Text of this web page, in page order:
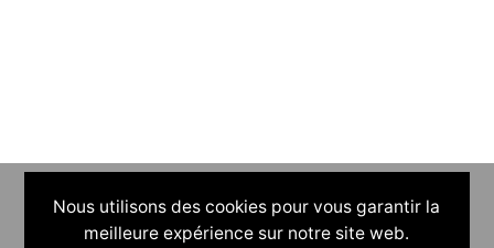
Nous utilisons des cookies pour vous garantir la
meilleure expérience sur notre site web.